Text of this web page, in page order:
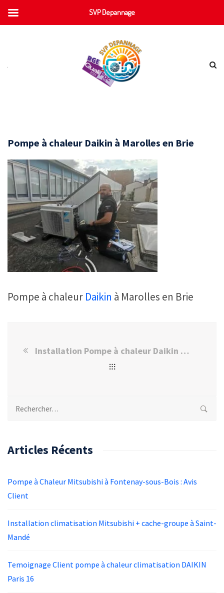
Pompe à chaleur Daikin à Marolles en Brie
Pompe à chaleur Daikin à Marolles en Brie
Installation Pompe à chaleur Daikin à Marolles en Brie
Rechercher :
Articles Récents
Pompe à Chaleur Mitsubishi à Fontenay-sous-Bois : Avis
Client
Installation climatisation Mitsubishi + cache-groupe à Saint-
Mandé
Temoignage Client pompe à chaleur climatisation DAIKIN
Paris 16
SVP Depannage